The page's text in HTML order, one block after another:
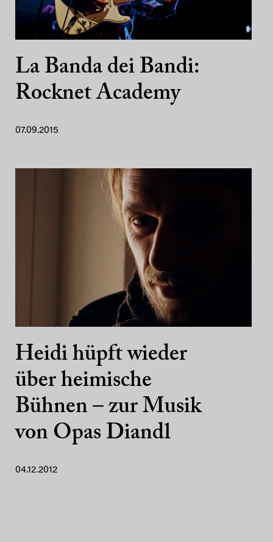
La Banda dei Bandi:
Rocknet Academy
07.09.2015
Heidi hüpft wieder
über heimische
Bühnen – zur Musik
von Opas Diandl
04.12.2012